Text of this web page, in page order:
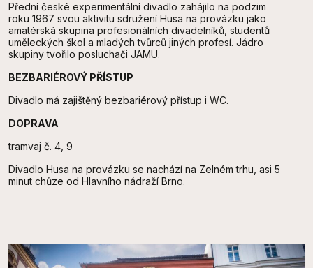
Přední české experimentální divadlo zahájilo na podzim
roku 1967 svou aktivitu sdružení Husa na provázku jako
amatérská skupina profesionálních divadelníků, studentů
uměleckých škol a mladých tvůrců jiných profesí. Jádro
skupiny tvořilo posluchači JAMU.
BEZBARIÉROVÝ PŘÍSTUP
Divadlo má zajištěný bezbariérový přístup i WC.
DOPRAVA
tramvaj č. 4, 9
Divadlo Husa na provázku se nachází na Zelném trhu, asi 5
minut chůze od Hlavního nádraží Brno.